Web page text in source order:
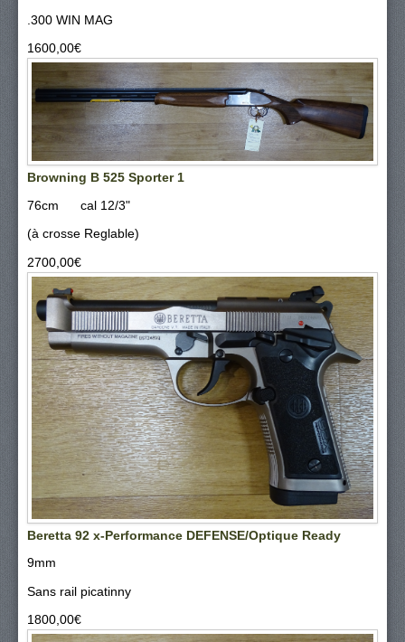
.300 WIN MAG
1600,00‎€
Browning B 525 Sporter 1
76cm cal 12/3"
(à crosse Reglable)
2700,00‎€
Beretta 92 x-Performance DEFENSE/Optique Ready
9mm
Sans rail picatinny
1800,00‎€